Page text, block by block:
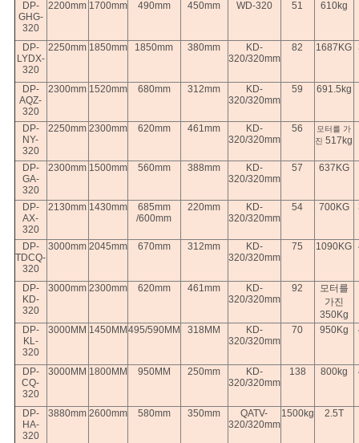
DP-
GHG-
320
2200mm 1700mm 490mm 450mm WD-320 51 610kg
DP-
LYDX-
320
2250mm 1850mm 1850mm 380mm
KD-
320/320mm
82 1687KG
DP-
AQZ-
320
2300mm 1520mm 680mm 312mm
KD-
320/320mm
59 691.5kg
DP-
NY-
320
2250mm 2300mm 620mm 461mm
KD-
320/320mm
56 모터 를 가
진517kg
DP-
GA-
320
2300mm 1500mm 560mm 388mm
KD-
320/320mm
57 637KG
DP-
AX-
320
2130mm 1430mm
685mm
/600mm
220mm
KD-
320/320mm
54 700KG
DP-
TDCQ-
320
3000mm 2045mm 670mm 312mm
KD-
320/320mm
75 1090KG
DP-
KD-
320
3000mm 2300mm 620mm 461mm
KD-
320/320mm
92
모터를
가진
350Kg
DP-
KL-
320
3000MM 1450MM 495/590MM 318MM
KD-
320/320mm
70 950Kg
DP-
CQ-
320
3000MM 1800MM 950MM 250mm
KD-
320/320mm
138 800kg
DP-
HA-
320
3880mm 2600mm 580mm 350mm
QATV-
320/320mm
1500kg 2.5T